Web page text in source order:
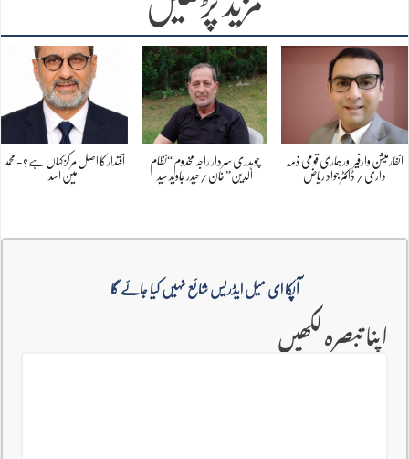
انفارمیشن وارفیر اور ہماری قومی ذمہ
داری / ڈاکٹر جواد ریاض
چوہدری سردار راجہ مخدوم “نظام
الدین” خان /حیدر جاوید سید
اقتدار کا اصل مرکز کہاں ہے؟- محمد
امین اسد
آپکا ای میل ایڈریس شائع نہیں کیا جائے گا
اپنا تبصرہ لکھیں